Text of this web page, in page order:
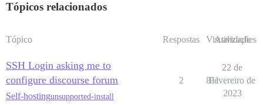
Tópicos relacionados
Tópico Respostas Visualizações
Atividade
SSH Login asking me to
configure discourse forum
Self-hostingunsupported-install
2 811
22 de
Fevereiro de
2023